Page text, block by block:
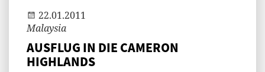
22.01.2011
Malaysia
AUSFLUG IN DIE CAMERON
HIGHLANDS